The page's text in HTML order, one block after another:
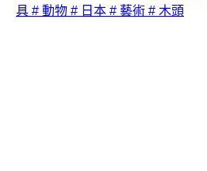
具 # 動物 # 日本 # 藝術 # 木頭